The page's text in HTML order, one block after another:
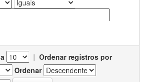
| Ordenar registros por
Ordenar